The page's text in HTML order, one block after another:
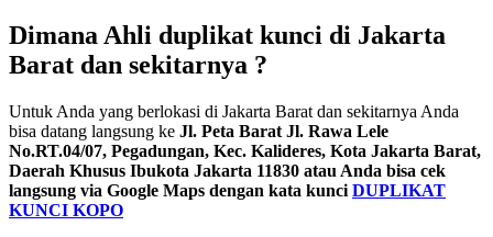
Dimana Ahli duplikat kunci di Jakarta
Barat dan sekitarnya ?
Untuk Anda yang berlokasi di Jakarta Barat dan sekitarnya Anda
bisa datang langsung ke Jl. Peta Barat Jl. Rawa Lele
No.RT.04/07, Pegadungan, Kec. Kalideres, Kota Jakarta Barat,
Daerah Khusus Ibukota Jakarta 11830 atau Anda bisa cek
langsung via Google Maps dengan kata kunci DUPLIKAT
KUNCI KOPO